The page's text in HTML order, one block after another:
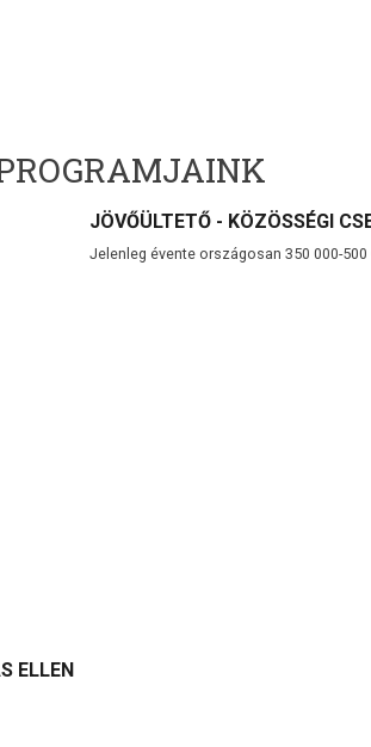
JÖVŐÜLTETŐ - KÖZÖSSÉGI
Jelenleg évente országosan 350 000-
ELLEN